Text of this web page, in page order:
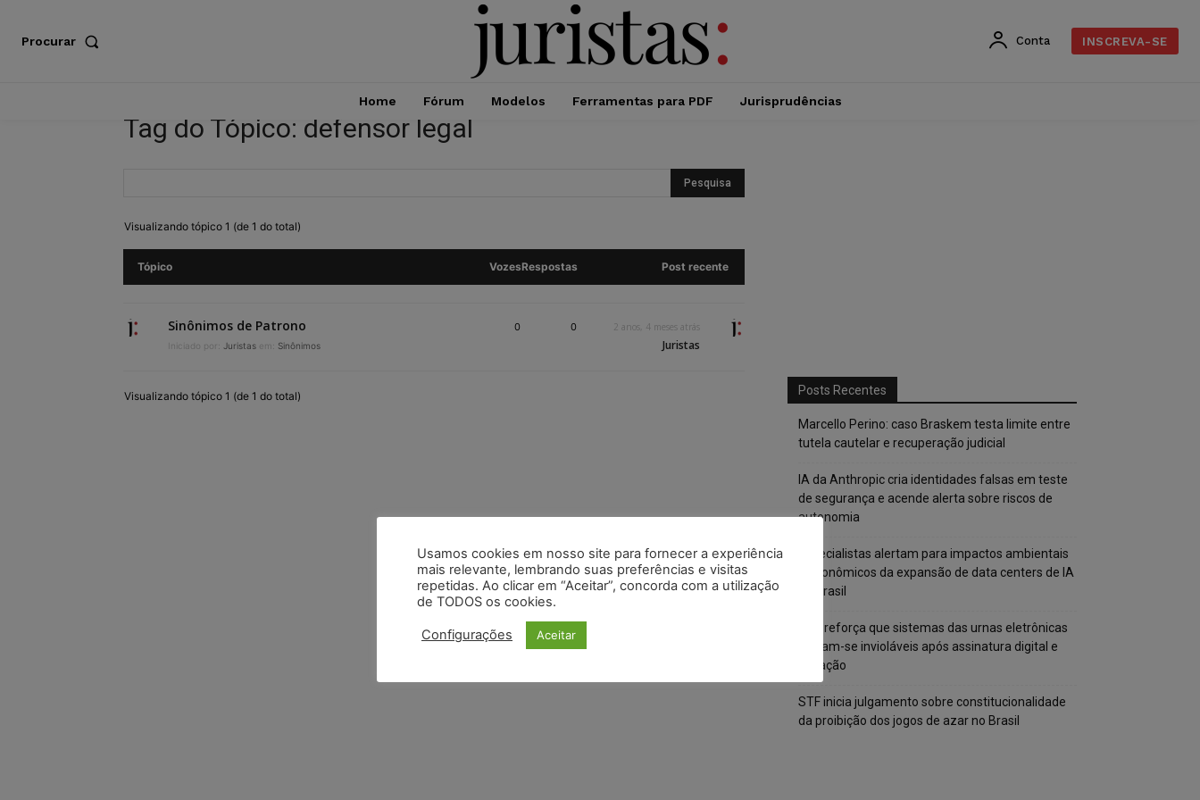
Procurar Conta INSCREVA-SE
Home Fórum Modelos Ferramentas para PDF Jurisprudências
Tag do Tópico: defensor legal
Visualizando tópico 1 (de 1 do total)
Tópico VozesRespostas Post recente
Sinônimos de Patrono
Iniciado por: Juristas em: Sinônimos
0 0 2 anos, 4 meses atrás
Juristas
Visualizando tópico 1 (de 1 do total) Posts Recentes
Marcello Perino: caso Braskem testa limite entre
tutela cautelar e recuperação judicial
IA da Anthropic cria identidades falsas em teste
de segurança e acende alerta sobre riscos de
autonomia
Especialistas alertam para impactos ambientais
e econômicos da expansão de data centers de IA
no Brasil
TSE reforça que sistemas das urnas eletrônicas
tornam-se invioláveis após assinatura digital e
lacração
STF inicia julgamento sobre constitucionalidade
da proibição dos jogos de azar no Brasil
Usamos cookies em nosso site para fornecer a experiência
mais relevante, lembrando suas preferências e visitas
repetidas. Ao clicar em “Aceitar”, concorda com a utilização
de TODOS os cookies.
Configurações Aceitar